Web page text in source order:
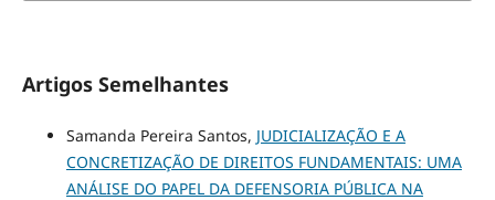
Artigos Semelhantes
Samanda Pereira Santos, JUDICIALIZAÇÃO E A
CONCRETIZAÇÃO DE DIREITOS FUNDAMENTAIS: UMA
ANÁLISE DO PAPEL DA DEFENSORIA PÚBLICA NA